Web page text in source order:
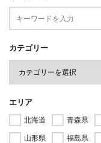
カテゴリー
エリア
北海道 青森県
山形県
福島県